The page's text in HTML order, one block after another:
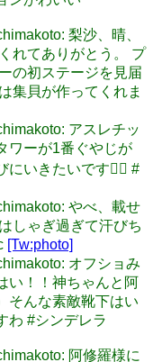
梨沙、晴、
れてありがとう。 プ
の初ステージを見届
集貝が作ってくれま
アスレチッ
ワーが1番ぐやじが
にいきたいです🧗‍♀️ #
やべ、載せ
しゃぎ過ぎて汗びち
[Tw:photo]
オフショみ
い！！神ちゃんと阿
そんな素敵靴下はい
わ #シンデレラ
阿修羅様に